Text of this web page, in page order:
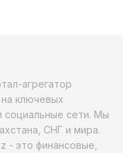
агрегатор
ключевых
социальные сети. Мы
СНГ и мира.
- это финансовые,